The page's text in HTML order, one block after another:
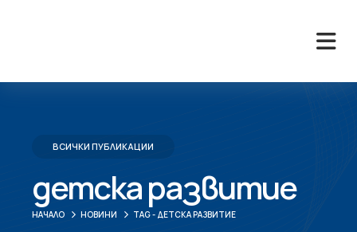
ВСИЧКИ ПУБЛИКАЦИИ
детска развитие
НАЧАЛО НОВИНИ TAG - ДЕТСКА РАЗВИТИЕ